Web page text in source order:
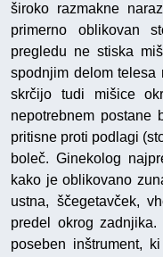
široko razmakne
primerno oblikovan
pregledu ne stiska
spodnjim delom telesa
skrčijo tudi mišice
nepotrebnem postane
pritisne proti podlagi
boleč. Ginekolog
kako je oblikovano
ustna, ščegetavček,
predel okrog
poseben inštrument,